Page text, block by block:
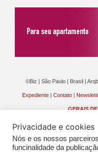
©Biz | São Paulo | Brasil |
Expediente | Contato |
GERAIS
Privacidade e cookies
Nós e os nossos
funcinalidade da